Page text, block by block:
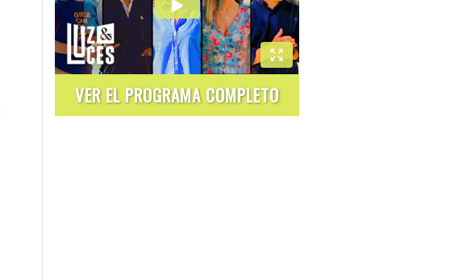
VER EL PROGRAMA COMPLETO